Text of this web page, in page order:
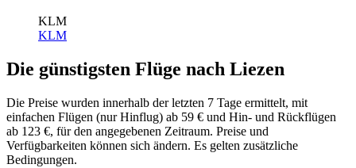
KLM
KLM
Die günstigsten Flüge nach Liezen
Die Preise wurden innerhalb der letzten 7 Tage ermittelt, mit
einfachen Flügen (nur Hinflug) ab 59 € und Hin- und Rückflügen
ab 123 €, für den angegebenen Zeitraum. Preise und
Verfügbarkeiten können sich ändern. Es gelten zusätzliche
Bedingungen.